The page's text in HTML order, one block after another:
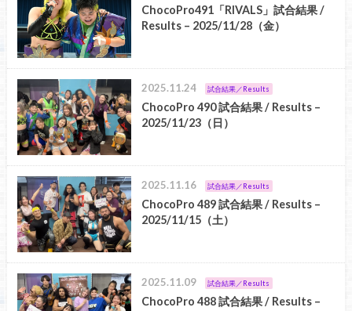
ChocoPro491「RIVALS」試合結果 /
Results – 2025/11/28（金）
2025.11.24 試合結果／Results
ChocoPro 490 試合結果 / Results –
2025/11/23（日）
2025.11.16 試合結果／Results
ChocoPro 489 試合結果 / Results –
2025/11/15（土）
2025.11.09 試合結果／Results
ChocoPro 488 試合結果 / Results –